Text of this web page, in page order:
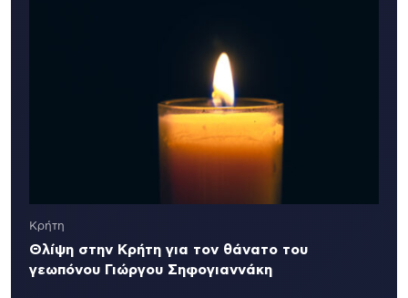
Κρήτη
Θλίψη στην Κρήτη για τον θάνατο του
γεωπόνου Γιώργου Σηφογιαννάκη